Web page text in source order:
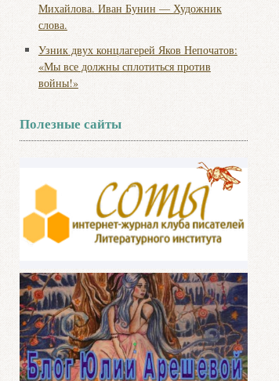
Михайлова. Иван Бунин — Художник
слова.
Узник двух концлагерей Яков Непочатов:
«Мы все должны сплотиться против
войны!»
Полезные сайты